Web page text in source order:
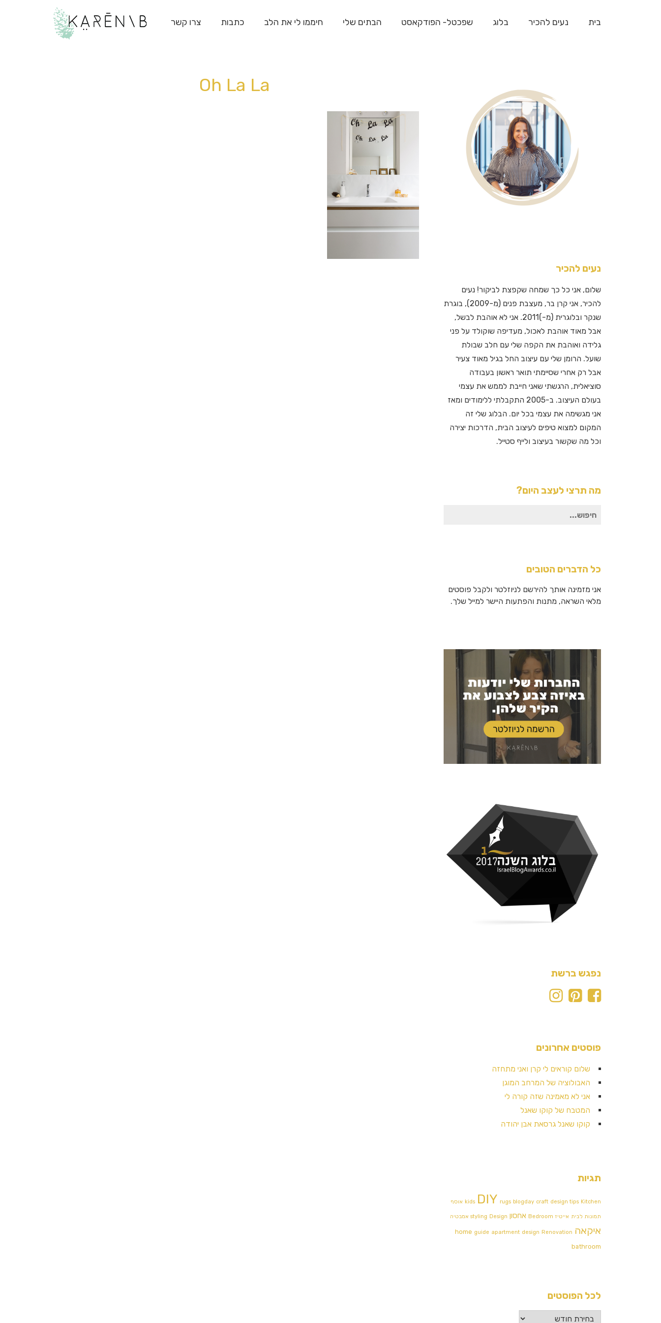
בית נעים להכיר בלוג שפכטל- הפודקאסט הבתים שלי חיממו לי את הלב כתבות צרו קשר
Oh La La
נעים להכיר
שלום, אני כל כך שמחה שקפצת לביקור! נעים
להכיר, אני קרן בר, מעצבת פנים (מ-2009), בוגרת
שנקר ובלוגרית (מ-)2011. אני לא אוהבת לבשל,
אבל מאוד אוהבת לאכול, מעדיפה שוקולד על פני
גלידה ואוהבת את הקפה שלי עם חלב שבולת
שועל. הרומן שלי עם עיצוב החל בגיל מאוד צעיר
אבל רק אחרי שסיימתי תואר ראשון בעבודה
סוציאלית, הרגשתי שאני חייבת לממש את עצמי
בעולם העיצוב. ב-2005 התקבלתי ללימודים ומאז
אני מגשימה את עצמי בכל יום. הבלוג שלי זה
המקום למצוא טיפים לעיצוב הבית, הדרכות יצירה
וכל מה שקשור בעיצוב ולייף סטייל.
מה תרצי לעצב היום?
חיפוש
כל הדברים הטובים
אני מזמינה אותך להירשם לניוזלטר ולקבל פוסטים
מלאי השראה, מתנות והפתעות היישר למייל שלך.
נפגש ברשת
פוסטים אחרונים
שלום קוראים לי קרן ואני מתחזה
האבולוציה של המרחב המוגן
אני לא מאמינה שזה קורה לי
המטבח של קוקו שאנל
קוקו שאנל גרסאת אבן יהודה
תגיות
kids DIY rugs blogday craft design tips Kitchen אוסף
תמונות לבית אייטיז Bedroom אחסון styling Design אמבטיה
איקאה home guide apartment design Renovation
bathroom
לכל הפוסטים
לכל